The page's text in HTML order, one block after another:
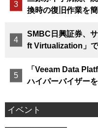
換時の復旧作業を
SMBC日興証券、
ft Virtualization」
「Veeam Data
ハイパーバイザー
イベント